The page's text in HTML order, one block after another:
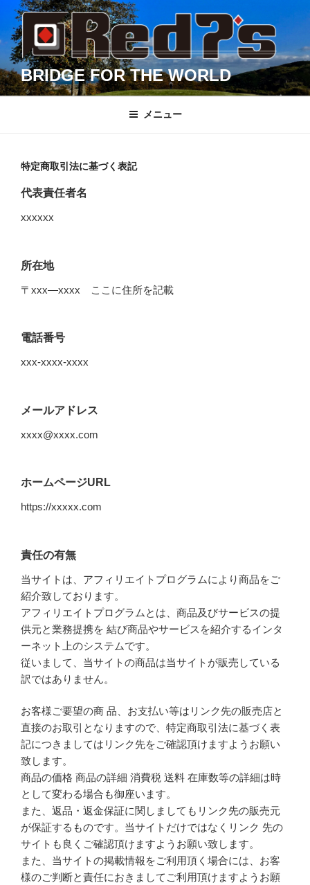
テ
ン
ツ
へ
BRIDGE FOR THE WORLD
メニュー
特定商取引法に基づく表記
代表責任者名
xxxxxx
所在地
〒xxx―xxxx ここに住所を記載
電話番号
xxx-xxxx-xxxx
メールアドレス
xxxx@xxxx.com
ホームページURL
https://xxxxx.com
責任の有無
当サイトは、アフィリエイトプログラムにより商品をご
紹介致しております。
アフィリエイトプログラムとは、商品及びサービスの提
供元と業務提携を 結び商品やサービスを紹介するインタ
ーネット上のシステムです。
従いまして、当サイトの商品は当サイトが販売している
訳ではありません。
お客様ご要望の商 品、お支払い等はリンク先の販売店と
直接のお取引となりますので、特定商取引法に基づく表
記につきましてはリンク先をご確認頂けますようお願い
致します。
商品の価格 商品の詳細 消費税 送料 在庫数等の詳細は時
として変わる場合も御座います。
また、返品・返金保証に関しましてもリンク先の販売元
が保証するものです。当サイトだけではなくリンク 先の
サイトも良くご確認頂けますようお願い致します。
また、当サイトの掲載情報をご利用頂く場合には、お客
様のご判断と責任におきましてご利用頂けますようお願